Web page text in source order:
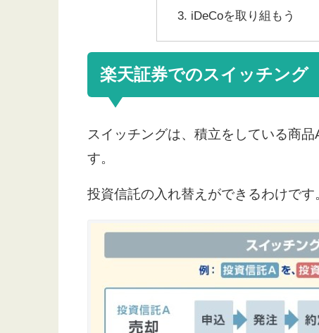
iDeCoを取り組もう
楽天証券でのスイッチング
スイッチングは、積立をしている商
す。
投資信託の入れ替えができるわけです